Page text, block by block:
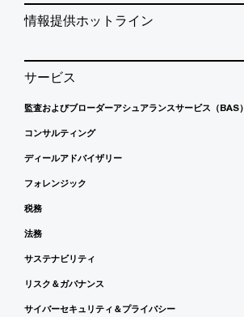
情報提供ホットライン
サービス
監査およびブローダーアシュアランスサービス（BAS）
コンサルティング
ディールアドバイザリー
フォレンジック
税務
法務
サステナビリティ
リスク＆ガバナンス
サイバーセキュリティ＆プライバシー